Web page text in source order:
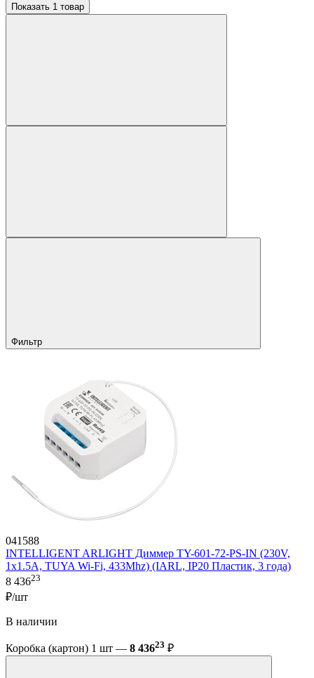
Показать 1 товар
Фильтр
041588
INTELLIGENT ARLIGHT Диммер TY-601-72-PS-IN (230V,
1x1.5A, TUYA Wi-Fi, 433Mhz) (IARL, IP20 Пластик, 3 года)
8 43623
₽/шт
В наличии
Коробка (картон) 1 шт — 8 43623 ₽